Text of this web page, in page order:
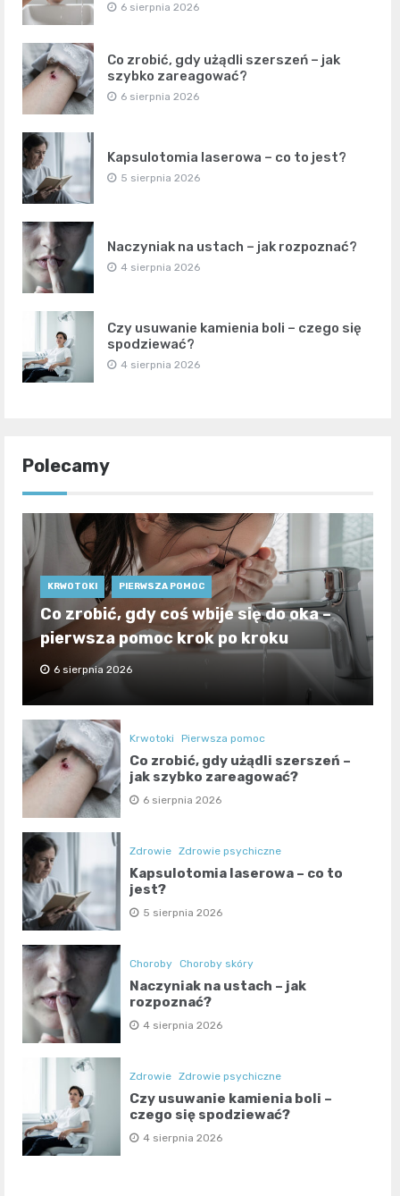
6 sierpnia 2026
Co zrobić, gdy użądli szerszeń – jak
szybko zareagować?
6 sierpnia 2026
Kapsulotomia laserowa – co to jest?
5 sierpnia 2026
Naczyniak na ustach – jak rozpoznać?
4 sierpnia 2026
Czy usuwanie kamienia boli – czego się
spodziewać?
4 sierpnia 2026
Polecamy
KRWOTOKI PIERWSZA POMOC
Co zrobić, gdy coś wbije się do oka –
pierwsza pomoc krok po kroku
6 sierpnia 2026
Krwotoki Pierwsza pomoc
Co zrobić, gdy użądli szerszeń –
jak szybko zareagować?
6 sierpnia 2026
Zdrowie Zdrowie psychiczne
Kapsulotomia laserowa – co to
jest?
5 sierpnia 2026
Choroby Choroby skóry
Naczyniak na ustach – jak
rozpoznać?
4 sierpnia 2026
Zdrowie Zdrowie psychiczne
Czy usuwanie kamienia boli –
czego się spodziewać?
4 sierpnia 2026